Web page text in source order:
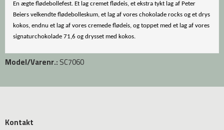
En ægte flødebollefest. Et lag cremet flødeis, et ekstra tykt lag af Peter
Beiers velkendte flødebolleskum, et lag af vores chokolade rocks og et drys
kokos, endnu et lag af vores cremede flødeis, og toppet med et lag af vores
signaturchokolade 71,6 og drysset med kokos.
Model/Varenr.:SC7060
Kontakt